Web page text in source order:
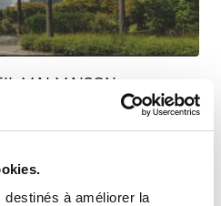
à améliorer la
MALMAISON